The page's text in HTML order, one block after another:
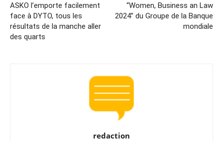
ASKO l’emporte facilement
face à DYTO, tous les
résultats de la manche aller
des quarts
“Women, Business an Law
2024” du Groupe de la Banque
mondiale
redaction